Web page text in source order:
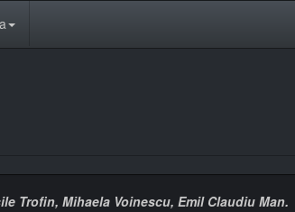
Trofin, Mihaela Voinescu, Emil Claudiu Man.